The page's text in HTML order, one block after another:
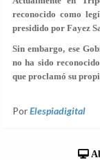
reconocido como
presidido por Fayez
Sin embargo, ese
no ha sido
que proclamó su
PorElespiadigital